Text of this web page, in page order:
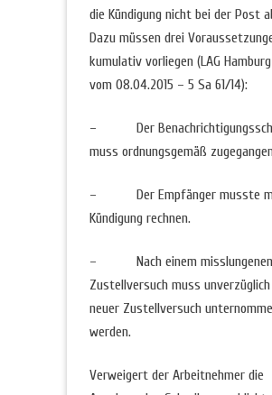
die Kündigung nicht bei der Post
Dazu müssen drei
kumulativ vorliegen (LAG
vom 08.04.2015 – 5 Sa 61/14):
– Der
muss ordnungsgemäß
– Der Empfänger musste
Kündigung rechnen.
– Nach einem misslungenen
Zustellversuch muss
neuer Zustellversuch
werden.
Verweigert der Arbeitnehmer die